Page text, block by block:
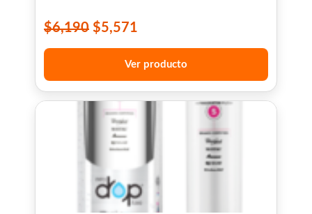
$6,190 $5,571
Ver producto